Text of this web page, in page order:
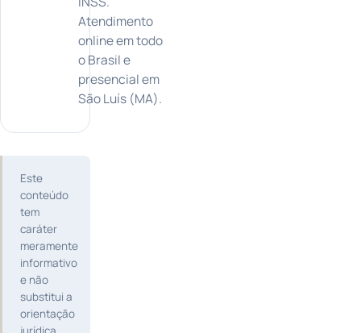
Atendimento
online em todo
o Brasil e
presencial em
São Luís (MA).
Este
conteúdo
tem
caráter
meramente
informativo
e não
substitui a
orientação